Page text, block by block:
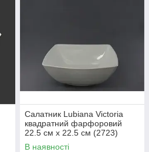
Салатник Lubiana Victoria
квадратний фарфоровий
22.5 см х 22.5 см (2723)
В наявності